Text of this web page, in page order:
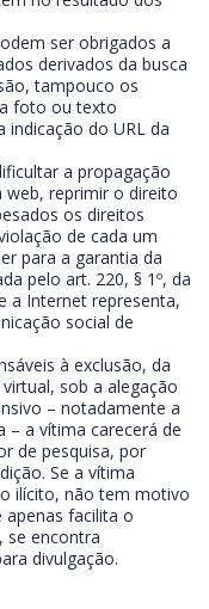
ser obrigados a
derivados da busca
tampouco os
foto ou texto
indicação do URL da
a propagação
reprimir o direito
os direitos
de cada um
para a garantia da
pelo art. 220, § 1º, da
a Internet representa,
social de
à exclusão, da
sob a alegação
– notadamente a
– a vítima carecerá de
de pesquisa, por
Se a vítima
ilícito, não tem motivo
apenas facilita o
se encontra
divulgação.